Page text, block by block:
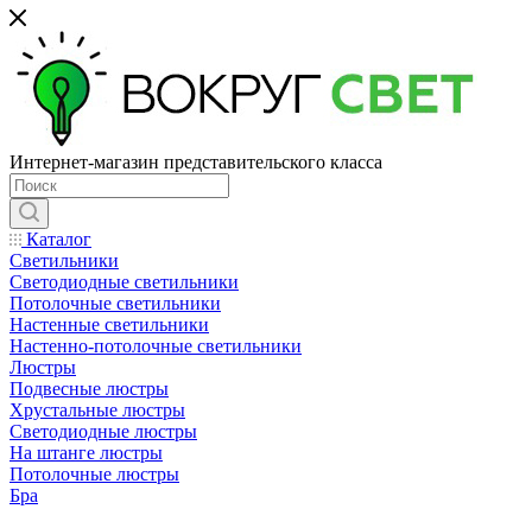
Интернет-магазин представительского класса
Каталог
Светильники
Светодиодные светильники
Потолочные светильники
Настенные светильники
Настенно-потолочные светильники
Люстры
Подвесные люстры
Хрустальные люстры
Светодиодные люстры
На штанге люстры
Потолочные люстры
Бра